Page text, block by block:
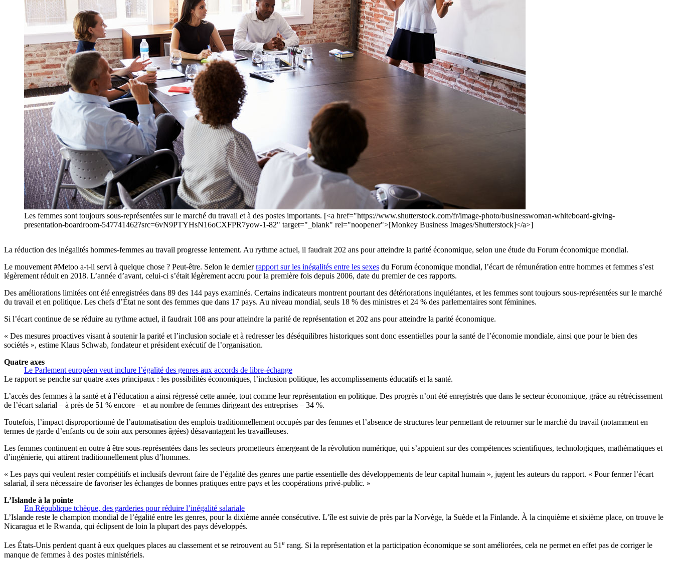
Les femmes sont toujours sous-représentées sur le marché du travail et à des postes importants. [<a href="https://www.shutterstock.com/fr/image-photo/businesswoman-whiteboard-giving-
presentation-boardroom-547741462?src=6vN9PTYHsN16oCXFPR7yow-1-82" target="_blank" rel="noopener">[Monkey Business Images/Shutterstock]</a>]
La réduction des inégalités hommes-femmes au travail progresse lentement. Au rythme actuel, il faudrait 202 ans pour atteindre la parité économique, selon une étude du Forum économique mondial.
Le mouvement #Metoo a-t-il servi à quelque chose ? Peut-être. Selon le dernierrapport sur les inégalités entre les sexes du Forum économique mondial, l’écart de rémunération entre hommes et femmes s’est
légèrement réduit en 2018. L’année d’avant, celui-ci s’était légèrement accru pour la première fois depuis 2006, date du premier de ces rapports.
Des améliorations limitées ont été enregistrées dans 89 des 144 pays examinés. Certains indicateurs montrent pourtant des détériorations inquiétantes, et les femmes sont toujours sous-représentées sur le marché
du travail et en politique. Les chefs d’État ne sont des femmes que dans 17 pays. Au niveau mondial, seuls 18 % des ministres et 24 % des parlementaires sont féminines.
Si l’écart continue de se réduire au rythme actuel, il faudrait 108 ans pour atteindre la parité de représentation et 202 ans pour atteindre la parité économique.
« Des mesures proactives visant à soutenir la parité et l’inclusion sociale et à redresser les déséquilibres historiques sont donc essentielles pour la santé de l’économie mondiale, ainsi que pour le bien des
sociétés », estime Klaus Schwab, fondateur et président exécutif de l’organisation.
Le Parlement européen veut inclure l’égalité des genres aux accords de libre-échange
Quatre axes
Le rapport se penche sur quatre axes principaux : les possibilités économiques, l’inclusion politique, les accomplissements éducatifs et la santé.
L’accès des femmes à la santé et à l’éducation a ainsi régressé cette année, tout comme leur représentation en politique. Des progrès n’ont été enregistrés que dans le secteur économique, grâce au rétrécissement
de l’écart salarial – à près de 51 % encore – et au nombre de femmes dirigeant des entreprises – 34 %.
Toutefois, l’impact disproportionné de l’automatisation des emplois traditionnellement occupés par des femmes et l’absence de structures leur permettant de retourner sur le marché du travail (notamment en
termes de garde d’enfants ou de soin aux personnes âgées) désavantagent les travailleuses.
Les femmes continuent en outre à être sous-représentées dans les secteurs prometteurs émergeant de la révolution numérique, qui s’appuient sur des compétences scientifiques, technologiques, mathématiques et
d’ingénierie, qui attirent traditionnellement plus d’hommes.
« Les pays qui veulent rester compétitifs et inclusifs devront faire de l’égalité des genres une partie essentielle des développements de leur capital humain », jugent les auteurs du rapport. « Pour fermer l’écart
salarial, il sera nécessaire de favoriser les échanges de bonnes pratiques entre pays et les coopérations privé-public. »
En République tchèque, des garderies pour réduire l’inégalité salariale
L’Islande à la pointe
L’Islande reste le champion mondial de l’égalité entre les genres, pour la dixième année consécutive. L’île est suivie de près par la Norvège, la Suède et la Finlande. À la cinquième et sixième place, on trouve le
Nicaragua et le Rwanda, qui éclipsent de loin la plupart des pays développés.
Les États-Unis perdent quant à eux quelques places au classement et se retrouvent au 51e rang. Si la représentation et la participation économique se sont améliorées, cela ne permet en effet pas de corriger le
manque de femmes à des postes ministériels.